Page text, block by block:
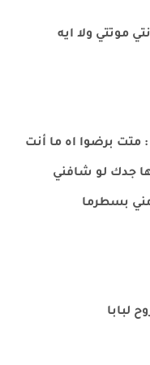
موتتي ولا ايه
برضوا اه ما أنت
جدك لو شافني
بسطرما
لبابا